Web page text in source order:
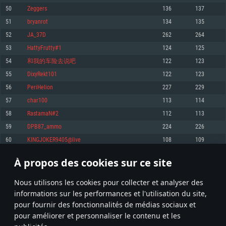
À propos des cookies sur ce site
Nous utilisons les cookies pour collecter et analyser des
informations sur les performances et l'utilisation du site,
pour fournir des fonctionnalités de médias sociaux et
pour améliorer et personnaliser le contenu et les
Mémoire: 4 GB
Carte graphique supportant DirectX 11: AMD Radeon 77XX / NVIDIA
GeForce GTX 660. La résolution minimale supportée par le jeu est de 720p
Connection: Connexion Internet à haut débit
Disque dur: 23.1 Go (client minimal)
Recommandée
1060 et plus, Radeon RX 570 et plus.
Disque dur: 75.9 Go (client complet)
pas supportés)
Mémoire: 6 GB
Carte graphique: Intel Iris Pro 5200 (Mac), ou analogue AMD/Nvidia. La
résolution minimale supportée par le jeu est de 720p.
Connection: Connexion Internet à haut débit
Disque dur: 62,2 Go (client minimal)
Recommandée
OS: Mac OS Big Sur 11.0 ou plus récent
Processeur: Core i7 (Les processeurs Intel Xeon ne sont pas supportés)
Mémoire: 8 GB
Carte graphique: Radeon Vega II ou plus avec support de Metal
Disque dur: 62,2 Go (client complet)
Mémoire: 4 GB
Carte graphique: NVIDIA 660 avec les derniers drivers (moins de 6 mois) /
de même pour AMD (La résolution minimale supportée par le jeu est de
720p)
Connection: Connexion Internet à haut débit
Disque dur: 62,2 Go (client minimal)
Recommandée
OS: Ubuntu 20.04 64bit
Processeur: Intel Core i7
Mémoire: 8 GB
Carte graphique: NVIDIA 1060 avec les derniers drivers (moins de 6 mois) /
6 mois et supportant Vulkan
Connection: Connexion Internet à haut débit
Disque dur: 60,2 Go (client complet)
50 Zeggers 136 137
51 bryanrot 134 135
52 JA_37D 262 264
53 HattyFrutty#1 124 125
54 和我的车险去说吧 122 123
55 DixyRekt101 122 123
56 PeriHelion 227 229
57 char100 113 114
58 RastamaN#2 112 113
59 DPB87_ammo 224 226
60 KINGJOKER9405@live 108 109
* Classement mis à jour quotidiennement
2 3 4 103